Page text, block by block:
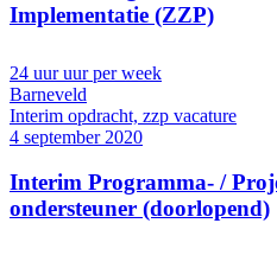
Implementatie (ZZP)
24 uur uur per week
Barneveld
Interim opdracht, zzp vacature
4 september 2020
Interim Programma- /
ondersteuner (doorlopend)